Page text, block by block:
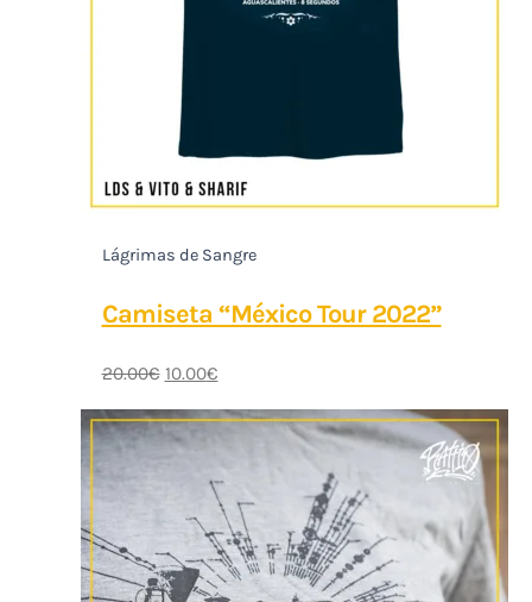
Lágrimas de Sangre
Camiseta “México Tour 2022”
20.00€ 10.00€